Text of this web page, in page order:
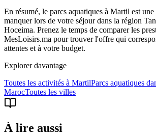
En résumé, le parcs aquatiques à Martil est
manquer lors de votre séjour dans la région
Hoceima. Prenez le temps de comparer les
MesLoisirs.ma pour trouver l'offre qui
attentes et à votre budget.
Explorer davantage
Toutes les activités à MartilParcs aquatiques
MarocToutes les villes
À lire aussi